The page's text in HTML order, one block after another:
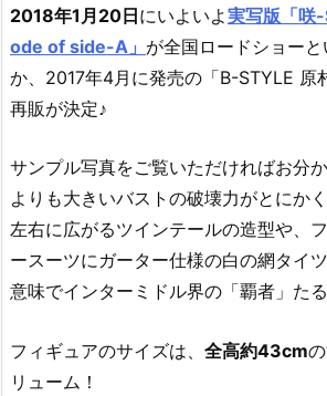
2018年1月20日にいよいよ実写版「咲
ode of side-A」 が全国ロードショー
か、2017年4月に発売の「B-STYLE 原
再販が決定♪
サンプル写真をご覧いただければお分
よりも大きいバストの破壊力がとにか
左右に広がるツインテールの造型や、
ースーツにガーター仕様の白の網タイ
意味でインターミドル界の「覇者」た
フィギュアのサイズは、 全高約43cmの
リューム！